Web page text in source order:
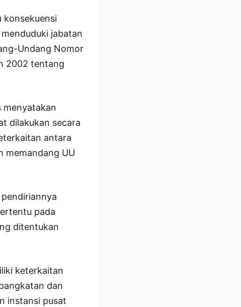
konsekuensi
jabatan
Undang Nomor
2002 tentang
menyatakan
dilakukan secara
antara
memandang UU
pada
ditentukan
keterkaitan
dan
instansi pusat